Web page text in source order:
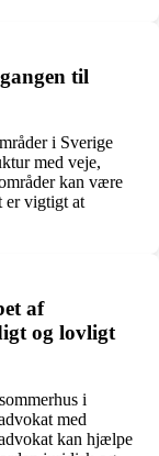
til
i Sverige
med veje,
kan være
er vigtigt at
af
og lovligt
i
med
kan hjælpe